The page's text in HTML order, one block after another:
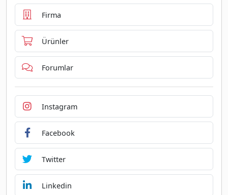
Firma
Ürünler
Forumlar
Instagram
Facebook
Twitter
Linkedin